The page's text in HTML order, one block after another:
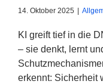
14. Oktober 2025
KI greift tief in die
– sie denkt, lernt
erkennt: Sicherheit